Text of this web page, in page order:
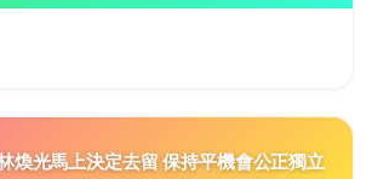
煥光馬上決定去留 保持平機會公正獨立